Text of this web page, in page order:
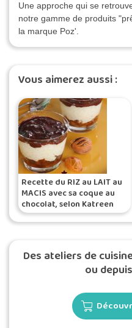
Une approche qui se
notre gamme de produits
la marque Poz'.
Vous aimerez aussi :
Recette du RIZ au LAIT au
MACIS avec sa coque au
chocolat, selon Katreen
Des ateliers de
ou